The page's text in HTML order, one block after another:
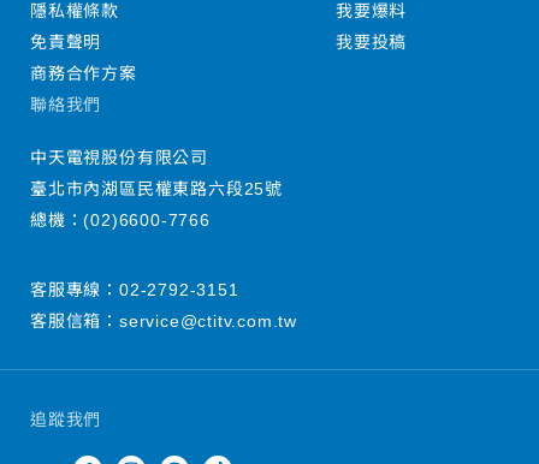
追蹤我們
隱私權條款
免責聲明
商務合作方案
我要爆料
我要投稿
聯絡我們
中天電視股份有限公司
臺北市內湖區民權東路六段25號
總機：(02)6600-7766
客服專線： 02-2792-3151
客服信箱： service@ctitv.com.tw